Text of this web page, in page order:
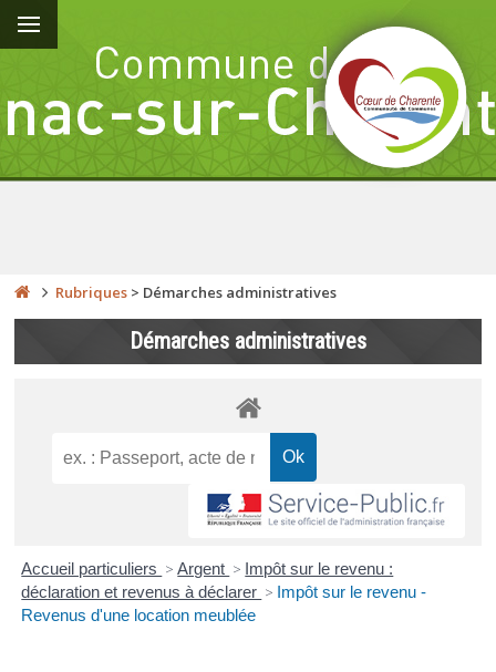
Rubriques > Démarches administratives
Démarches administratives
Accueil particuliers > Argent > Impôt sur le revenu :
déclaration et revenus à déclarer > Impôt sur le revenu -
Revenus d'une location meublée